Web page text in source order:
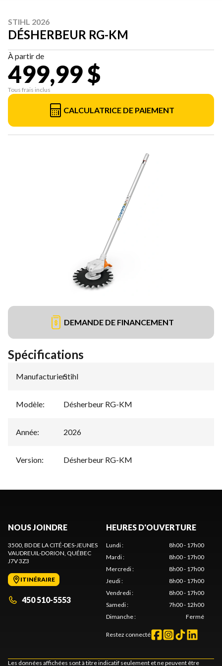
STIHL 2026
DÉSHERBEUR RG-KM
À partir de
499,99 $
Tous frais inclus
CALCULATRICE DE PAIEMENT
DEMANDE DE FINANCEMENT
Spécifications
Manufacturier:
Stihl
Modèle: Désherbeur RG-KM
Année: 2026
Version: Désherbeur RG-KM
NOUS JOINDRE
3500, BD DE LA CITÉ-DES-JEUNES
VAUDREUIL-DORION, QUÉBEC
J7V 3Z3
ITINÉRAIRE
450 510-5553
HEURES D'OUVERTURE
Lundi:
8h00 - 17h00
Mardi:
8h00 - 17h00
Mercredi:
8h00 - 17h00
Jeudi:
8h00 - 17h00
Vendredi:
8h00 - 17h00
Samedi:
7h00 - 12h00
Dimanche: Fermé
Restez connecté
Les données affichées sont à titre indicatif seulement et ne peuvent être